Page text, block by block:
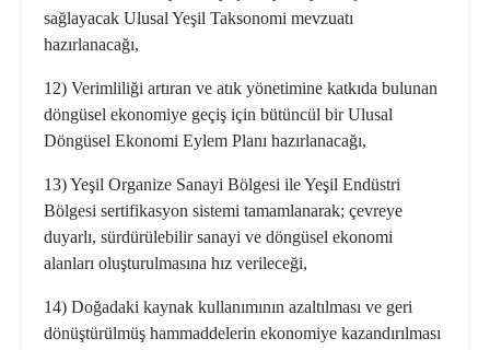
sağlayacak Ulusal Yeşil Taksonomi mevzuatı
hazırlanacağı,
12) Verimliliği artıran ve atık yönetimine katkıda bulunan
döngüsel ekonomiye geçiş için bütüncül bir Ulusal
Döngüsel Ekonomi Eylem Planı hazırlanacağı,
13) Yeşil Organize Sanayi Bölgesi ile Yeşil Endüstri
Bölgesi sertifikasyon sistemi tamamlanarak; çevreye
duyarlı, sürdürülebilir sanayi ve döngüsel ekonomi
alanları oluşturulmasına hız verileceği,
14) Doğadaki kaynak kullanımının azaltılması ve geri
dönüştürülmüş hammaddelerin ekonomiye kazandırılması